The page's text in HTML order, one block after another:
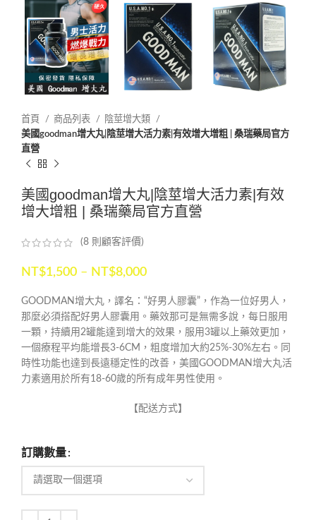
首頁 商品列表
陰莖增大類
美國goodman增大丸|陰莖增大活力素|有效增大增粗 | 桑瑞藥局官方
直營
美國goodman增大丸|陰莖增大活力素|有效
增大增粗 | 桑瑞藥局官方直營
(8 則顧客評價)
NT$1,500 – NT$8,000
GOODMAN增大丸，譯名：“好男人膠囊”，作為一位好男人，
那麼必須搭配好男人膠囊用。藥效那可是無需多說，每日服用
一顆，持續用2罐能達到增大的效果，服用3罐以上藥效更加，
一個療程平均能增長3-6CM，粗度增加大約25%-30%左右。同
時性功能也達到長遠穩定性的改善，美國GOODMAN增大丸活
力素適用於所有18-60歲的所有成年男性使用。
【配送方式】
訂購數量